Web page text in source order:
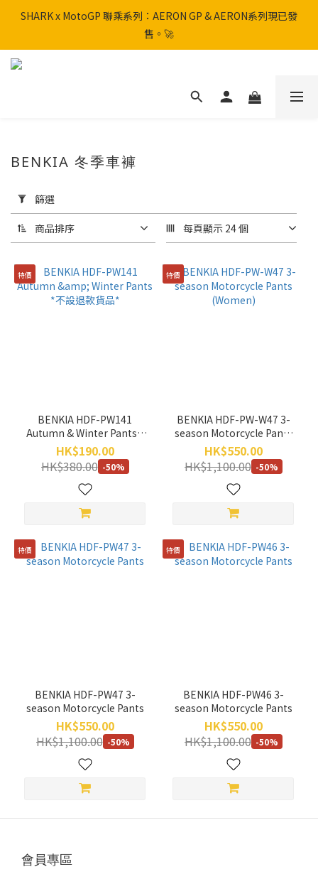
SHARK x MotoGP 聯乘系列：AERON GP & AERON系列現已發
售。🚀
SHARK x MotoGP 聯乘系列：AERON GP & AERON系列現已發
售。🚀
📦 【全新上架】NHK Helmet 到貨通知：S1GP & K5R 熱銷款式全
SHARK x MotoGP 聯乘系列：AERON GP & AERON系列現已發
用
篩
選
(0/20)
品
牌
灰
(2)
(4)
所
有
扣
尺
BENKIA 冬季車褲
篩選
商品排序 每頁顯示 24 個
特價
BENKIA HDF-PW141
Autumn & Winter Pants *
不設退款貨品*
HK$190.00
HK$380.00 -50%
特價
BENKIA HDF-PW-W47 3-
season Motorcycle Pants
(Women)
HK$550.00
HK$1,100.00 -50%
特價
BENKIA HDF-PW47 3-
season Motorcycle Pants
HK$550.00
HK$1,100.00 -50%
特價
BENKIA HDF-PW46 3-
season Motorcycle Pants
HK$550.00
HK$1,100.00 -50%
會員專區